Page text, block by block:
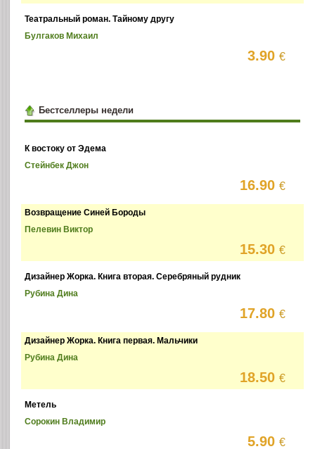
Театральный роман. Тайному другу
Булгаков Михаил
3.90€
Бестселлеры недели
К востоку от Эдема
Стейнбек Джон
16.90€
Возвращение Синей Бороды
Пелевин Виктор
15.30€
Дизайнер Жорка. Книга вторая. Серебряный рудник
Рубина Дина
17.80€
Дизайнер Жорка. Книга первая. Мальчики
Рубина Дина
18.50€
Метель
Сорокин Владимир
5.90€